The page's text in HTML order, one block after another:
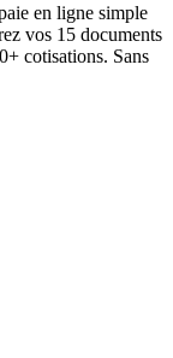
en ligne simple
vos 15 documents
cotisations. Sans